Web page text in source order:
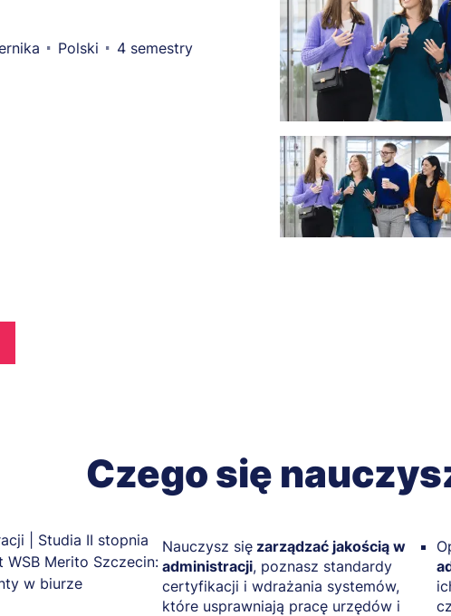
Polski 4 semestry
Czego się
Nauczysz się zarządzać jakością w
administracji, poznasz standardy
certyfikacji i wdrażania systemów,
które usprawniają pracę urzędów i